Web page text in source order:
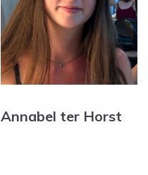
Annabel ter Horst